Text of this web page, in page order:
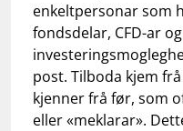
enkeltpersonar som
fondsdelar, CFD-ar
post. Tilboda kjem
kjenner frå før, som
eller «meklarar».